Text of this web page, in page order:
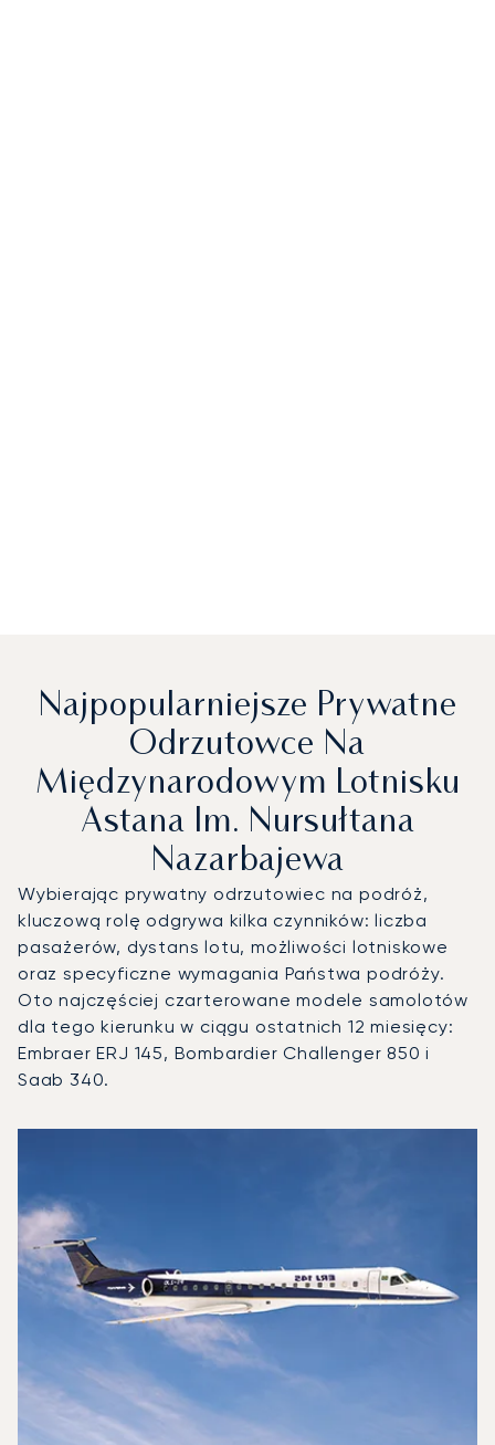
Najpopularniejsze Prywatne
Odrzutowce Na
Międzynarodowym Lotnisku
Astana Im. Nursułtana
Nazarbajewa
Wybierając prywatny odrzutowiec na podróż,
kluczową rolę odgrywa kilka czynników: liczba
pasażerów, dystans lotu, możliwości lotniskowe
oraz specyficzne wymagania Państwa podróży.
Oto najczęściej czarterowane modele samolotów
dla tego kierunku w ciągu ostatnich 12 miesięcy:
Embraer ERJ 145, Bombardier Challenger 850 i
Saab 340.
Zasięg (NM)